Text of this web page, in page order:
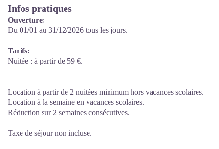
Infos pratiques
Ouverture:
Du 01/01 au 31/12/2026 tous les jours.
Tarifs:
Nuitée : à partir de 59 €.
Location à partir de 2 nuitées minimum hors vacances scolaires.
Location à la semaine en vacances scolaires.
Réduction sur 2 semaines consécutives.
Taxe de séjour non incluse.